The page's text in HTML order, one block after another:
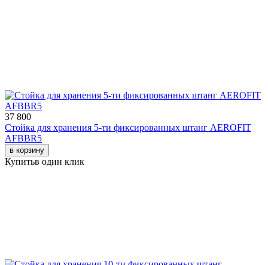
37 800
Стойка для хранения 5-ти фиксированных штанг AEROFIT
AFBBR5
в корзину
Купитьв один клик